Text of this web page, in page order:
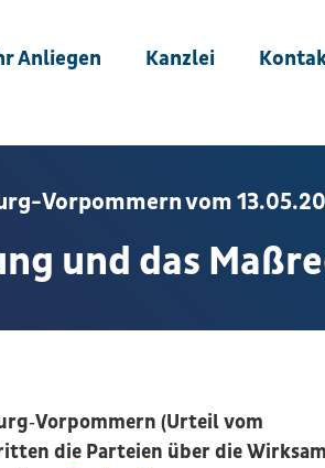
Anliegen Kanzlei
Vorpommern vom
und das
(Urteil vom
die Parteien über die